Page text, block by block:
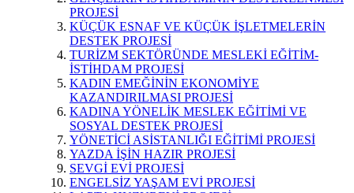
PROJESİ
KÜÇÜK ESNAF VE KÜÇÜK İŞLETMELERİN
DESTEK PROJESİ
TURİZM SEKTÖRÜNDE MESLEKİ EĞİTİM-
İSTİHDAM PROJESİ
KADIN EMEĞİNİN EKONOMİYE
KAZANDIRILMASI PROJESİ
KADINA YÖNELİK MESLEK EĞİTİMİ VE
SOSYAL DESTEK PROJESİ
YÖNETİCİ ASİSTANLIĞI EĞİTİMİ PROJESİ
YAZDA İŞİN HAZIR PROJESİ
SEVGİ EVİ PROJESİ
ENGELSİZ YAŞAM EVİ PROJESİ